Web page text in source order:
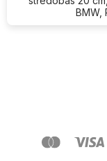
BMW,